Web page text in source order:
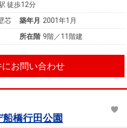
徒歩12分
芯 築年月 2001年1月
所在階 9階／11階建
にお問い合わせ
橋行田公園